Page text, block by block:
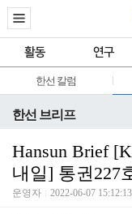
활동 연구
한선 칼럼
한선 브리프
Hansun Brief
내일] 통권227
운영자 2022-06-07 15:12:13